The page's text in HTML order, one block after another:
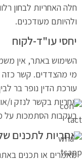
חלה האחריות לבחון
ולהיותם מעודכנים.
יחסי עו"ד-לקוח
השימוש באתר, אין
מי מהצדדים. קשר כזה
עורכת הדין נופר בר
אחריות בקשר לנזק ו/
בעקבות הסתמכות על
אחריות לתכנים
מאמרים או תכנים